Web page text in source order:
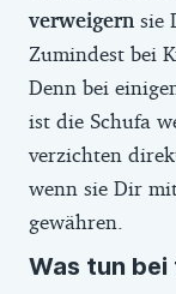
verweigern sie
Zumindest bei
Denn bei
ist die Schufa
verzichten
wenn sie Dir
gewähren.
Was tun